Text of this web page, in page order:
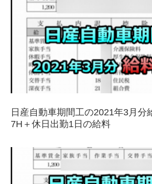
日産自動車期間工の2021年3月分
7H＋休日出勤1日の給料